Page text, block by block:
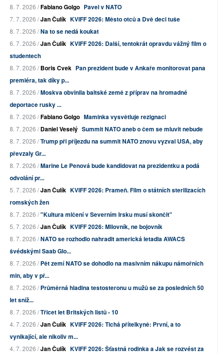
8. 7. 2026 /Fabiano Golgo Pavel v NATO
7. 7. 2026 /Jan Čulík KVIFF 2026: Město otců a Dvě deci tuše
8. 7. 2026 /Na to se nedá koukat
6. 7. 2026 /Jan Čulík KVIFF 2026: Další, tentokrát opravdu vážný film o
studentech
8. 7. 2026 /Boris Cvek Pan prezident bude v Ankaře monitorovat pana
premiéra, tak díky p...
8. 7. 2026 /Moskva obvinila baltské země z příprav na hromadné
deportace rusky ...
8. 7. 2026 /Fabiano Golgo Maminka vysvětluje rezignaci
8. 7. 2026 /Daniel Veselý Summit NATO aneb o čem se mluvit nebude
8. 7. 2026 /Trump při příjezdu na summit NATO znovu vyzval USA, aby
převzaly Gr...
8. 7. 2026 /Marine Le Penová bude kandidovat na prezidentku a podá
odvolání pr...
5. 7. 2026 /Jan Čulík KVIFF 2026: Prameň. Film o státních sterilizacích
romských žen
8. 7. 2026 /"Kultura mlčení v Severním Irsku musí skončit"
5. 7. 2026 /Jan Čulík KVIFF 2026: Milovník, ne bojovník
8. 7. 2026 /NATO se rozhodlo nahradit americká letadla AWACS
švédskými Saab Glo...
8. 7. 2026 /Pět zemí NATO se dohodlo na masivním nákupu námořních
min, aby v př...
8. 7. 2026 /Průměrná hladina testosteronu u mužů se za posledních 50
let sníž...
8. 7. 2026 /Třicet let Britských listů - 10
4. 7. 2026 /Jan Čulík KVIFF 2026: Tichá přítelkyně: První, a to
vynikající, ale nikoliv m...
4. 7. 2026 /Jan Čulík KVIFF 2026: Šťastná rodinka a Jak se rozvést za